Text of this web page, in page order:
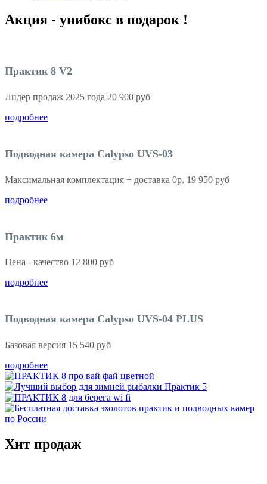
Акция - унибокс в подарок !
Практик 8 V2
Лидер продаж 2025 года 20 900 руб
подробнее
Подводная камера Calypso UVS-03
Максимальная комплектация + доставка 0р. 19 950 руб
подробнее
Практик 6м
Цена - качество 12 800 руб
подробнее
Подводная камера Calypso UVS-04 PLUS
Базовая версия 15 540 руб
подробнее
Хит продаж